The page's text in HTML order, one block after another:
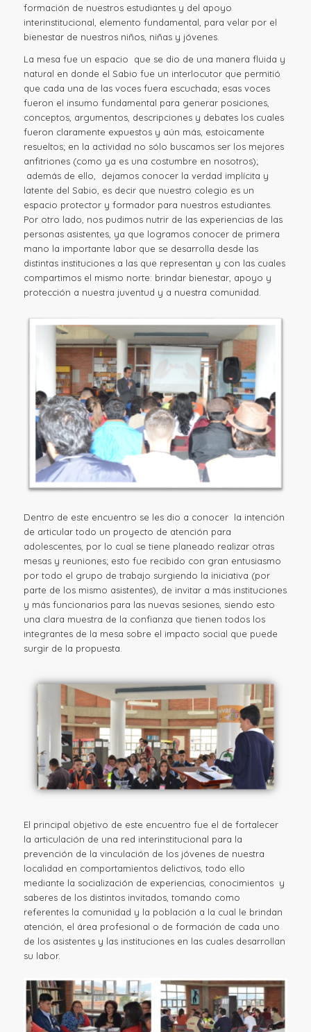
formación de nuestros estudiantes y del apoyo
interinstitucional, elemento fundamental, para velar por el
bienestar de nuestros niños, niñas y jóvenes.
La mesa fue un espacio que se dio de una manera fluida y
natural en donde el Sabio fue un interlocutor que permitió
que cada una de las voces fuera escuchada; esas voces
fueron el insumo fundamental para generar posiciones,
conceptos, argumentos, descripciones y debates los cuales
fueron claramente expuestos y aún más, estoicamente
resueltos; en la actividad no sólo buscamos ser los mejores
anfitriones (como ya es una costumbre en nosotros);
además de ello, dejamos conocer la verdad implícita y
latente del Sabio, es decir que nuestro colegio es un
espacio protector y formador para nuestros estudiantes.
Por otro lado, nos pudimos nutrir de las experiencias de las
personas asistentes, ya que logramos conocer de primera
mano la importante labor que se desarrolla desde las
distintas instituciones a las que representan y con las cuales
compartimos el mismo norte: brindar bienestar, apoyo y
protección a nuestra juventud y a nuestra comunidad.
Dentro de este encuentro se les dio a conocer la intención
de articular todo un proyecto de atención para
adolescentes, por lo cual se tiene planeado realizar otras
mesas y reuniones; esto fue recibido con gran entusiasmo
por todo el grupo de trabajo surgiendo la iniciativa (por
parte de los mismo asistentes), de invitar a más instituciones
y más funcionarios para las nuevas sesiones, siendo esto
una clara muestra de la confianza que tienen todos los
integrantes de la mesa sobre el impacto social que puede
surgir de la propuesta.
El principal objetivo de este encuentro fue el de fortalecer
la articulación de una red interinstitucional para la
prevención de la vinculación de los jóvenes de nuestra
localidad en comportamientos delictivos, todo ello
mediante la socialización de experiencias, conocimientos y
saberes de los distintos invitados, tomando como
referentes la comunidad y la población a la cual le brindan
atención, el área profesional o de formación de cada uno
de los asistentes y las instituciones en las cuales desarrollan
su labor.